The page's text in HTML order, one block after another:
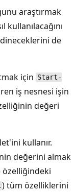
araştırmak
de
için Start-
iş nesnesi işin
değeri
kullanır.
değerini almak
özelliğindeki
) tüm özelliklerini